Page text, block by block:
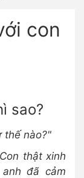
con
sao?
thế nào?"
thật xinh
đã cảm